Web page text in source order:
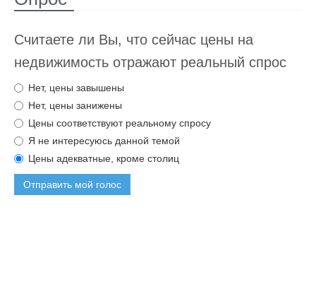
Считаете ли Вы, что сейчас цены на
недвижимость отражают реальный спрос
Нет, цены завышены
Нет, цены занижены
Цены соответствуют реальному спросу
Я не интересуюсь данной темой
Цены адекватные, кроме столиц
Отправить мой голос